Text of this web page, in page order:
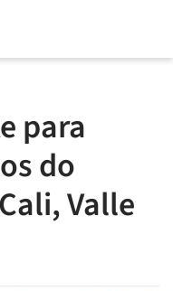
para
do
Valle